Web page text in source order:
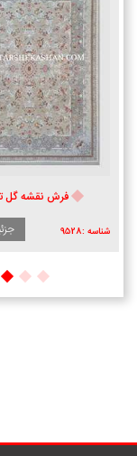
فرش نقشه گل
شناسه :9528